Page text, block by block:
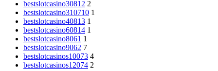
bestslotcasino30812 2
bestslotcasino310710 1
bestslotcasino40813 1
bestslotcasino60814 1
bestslotcasino8061 1
bestslotcasino9062 7
bestslotcasinos10073 4
bestslotcasinos12074 2